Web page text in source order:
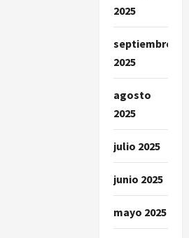
2025
septiembre
2025
agosto
2025
julio 2025
junio 2025
mayo 2025